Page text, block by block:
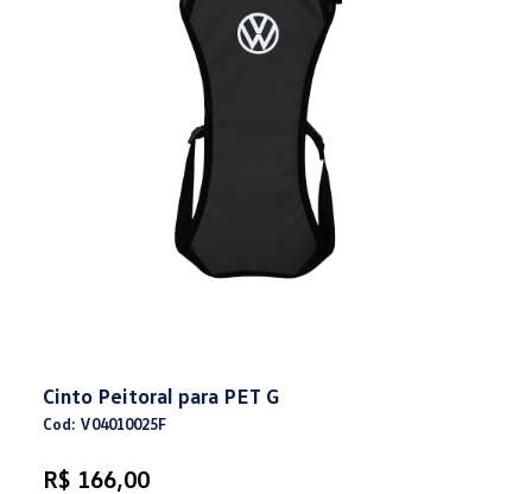
Cinto Peitoral para PET G
Cod: V04010025F
R$ 166,00